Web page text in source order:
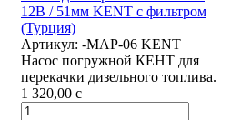
12В / 51мм KENT с фильтром
(Турция)
Артикул: -MAP-06 KENT
Насос погружной КЕНТ для
перекачки дизельного топлива.
1 320,00 c